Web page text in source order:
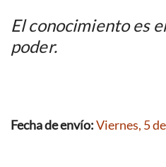
El conocimiento es
poder.
Fecha de envío:Viernes, 5